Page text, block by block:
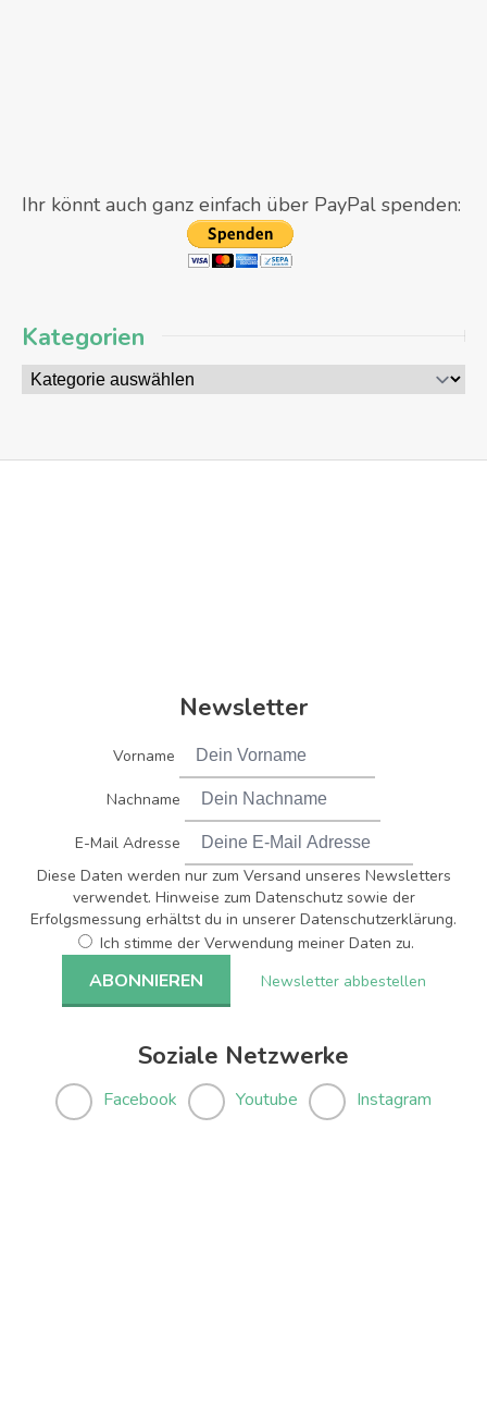
Ihr könnt auch ganz einfach über PayPal spenden:
Kategorien
Newsletter
Vorname
Nachname
E-Mail Adresse
Diese Daten werden nur zum Versand unseres Newsletters
verwendet. Hinweise zum Datenschutz sowie der
Erfolgsmessung erhältst du in unserer Datenschutzerklärung.
Ich stimme der Verwendung meiner Daten zu.
Newsletter abbestellen
Soziale Netzwerke
Facebook Youtube Instagram